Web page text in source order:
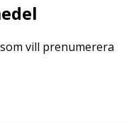
vill prenumerera